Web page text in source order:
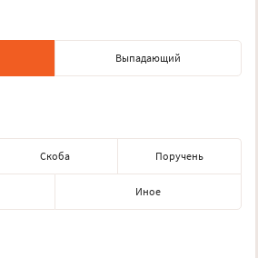
Выпадающий
Скоба Поручень
Иное